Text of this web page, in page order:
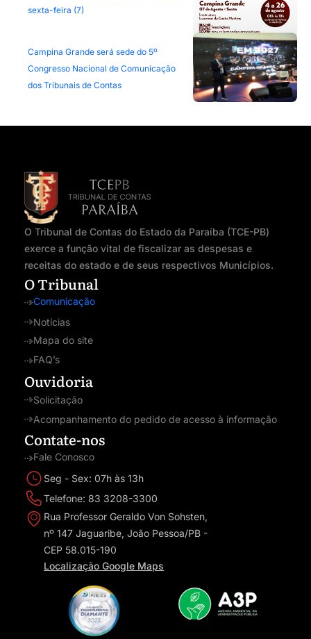
sexta-feira (7)
Campina Grande será sede do 5º
Congresso Nacional de Comunicação
dos Tribunais de Contas
O Tribunal de Contas do Estado da Paraíba (TCE-PB)
exerce a função vital de fiscalizar as despesas e
receitas do estado e de seus respectivos Municípios.
O Tribunal
Comunicação
Notícias
Mapa do site
FAQ’s
Ouvidoria
Solicitação
Acompanhamento do pedido de acesso à informação
Contate-nos
Fale Conosco
Seg - Sex: 07h às 13h
Telefone: 83 3208-3300
Rua Professor Geraldo Von Sohsten,
nº 147 Jaguaribe, João Pessoa/PB -
CEP 58.015-190
Localização Google Maps